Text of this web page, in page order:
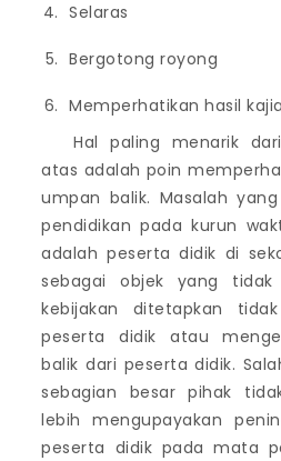
Selaras
Bergotong royong
Memperhatikan hasil
Hal paling menarik
atas adalah poin
umpan balik. Masalah
pendidikan pada kurun
adalah peserta didik di
sebagai objek yang tidak
kebijakan ditetapkan
peserta didik atau
balik dari peserta didik.
sebagian besar pihak
lebih mengupayakan
peserta didik pada mata